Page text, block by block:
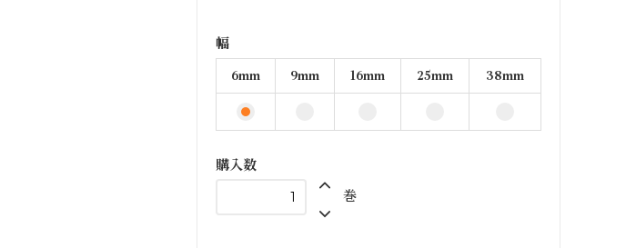
770円(税70円)
990円(税90円)
幅
6mm
9mm 16mm 25mm 38mm
購入数
巻